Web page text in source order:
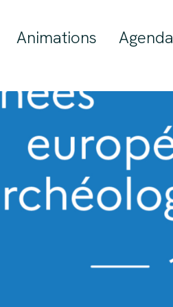
Animations Agenda